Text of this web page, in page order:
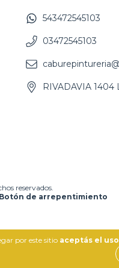
por este sitio aceptás el
543472545103
03472545103
RIVADAVIA 1404
reservados.
Botón de arrepentimiento